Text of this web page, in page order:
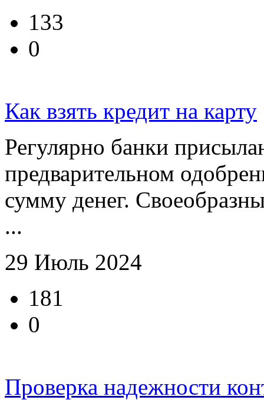
133
0
Как взять кредит на карту
Регулярно банки
предварительном
сумму денег.
...
29 Июль 2024
181
0
Проверка надежности